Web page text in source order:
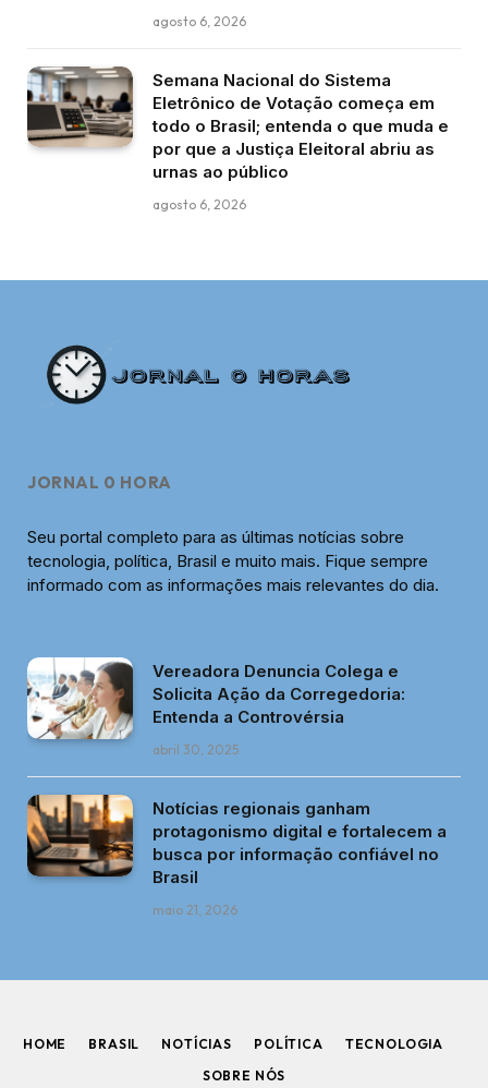
agosto 6, 2026
Semana Nacional do Sistema
Eletrônico de Votação começa em
todo o Brasil; entenda o que muda e
por que a Justiça Eleitoral abriu as
urnas ao público
agosto 6, 2026
JORNAL 0 HORA
Seu portal completo para as últimas notícias sobre
tecnologia, política, Brasil e muito mais. Fique sempre
informado com as informações mais relevantes do dia.
Vereadora Denuncia Colega e
Solicita Ação da Corregedoria:
Entenda a Controvérsia
abril 30, 2025
Notícias regionais ganham
protagonismo digital e fortalecem a
busca por informação confiável no
Brasil
maio 21, 2026
HOME BRASIL NOTÍCIAS POLÍTICA
TECNOLOGIA
SOBRE NÓS